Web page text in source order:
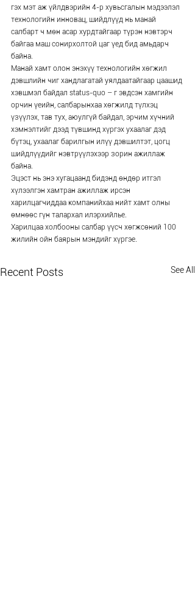
гэх мэт аж үйлдвэрийн 4-р хувьсгалын мэдээлэл
технологийн инновац, шийдлүүд нь манай
салбарт ч мөн асар хурдтайгаар түрэн нэвтэрч
байгаа маш сонирхолтой цаг үед бид амьдарч
байна.
Манай хамт олон энэхүү технологийн хөгжил
дэвшлийн чиг хандлагатай уялдаатайгаар цаашид
хэвшмэл байдал status-quo – г эвдсэн хамгийн
орчин үеийн, салбарынхаа хөгжилд түлхэц
үзүүлэх, тав тух, аюулгүй байдал, эрчим хүчний
хэмнэлтийг дээд түвшинд хүргэх ухаалаг дэд
бүтэц, ухаалаг барилгын илүү дэвшилтэт, цогц
шийдлүүдийг нэвтрүүлэхээр зорин ажиллаж
байна.
Эцэст нь энэ хугацаанд бидэнд өндөр итгэл
хүлээлгэн хамтран ажиллаж ирсэн
харилцагчиддаа компанийхаа нийт хамт олны
өмнөөс гүн талархал илэрхийлье.
Харилцаа холбооны салбар үүсч хөгжсөний 100
жилийн ойн баярын мэндийг хүргэе.
Recent Posts See All